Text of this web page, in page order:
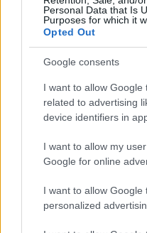
Personal Data that Is
Purposes for which it
Opted Out
Google consents
I want to allow Google
related to advertising
device identifiers in
I want to allow my
Google for online
I want to allow Google
personalized